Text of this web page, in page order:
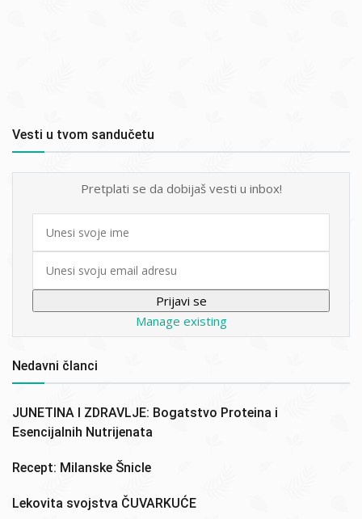
Vesti u tvom sandučetu
Pretplati se da dobijaš vesti u inbox!
First
Manage existing
Nedavni članci
JUNETINA I ZDRAVLJE: Bogatstvo Proteina i
Esencijalnih Nutrijenata
Recept: Milanske Šnicle
Lekovita svojstva ČUVARKUĆE